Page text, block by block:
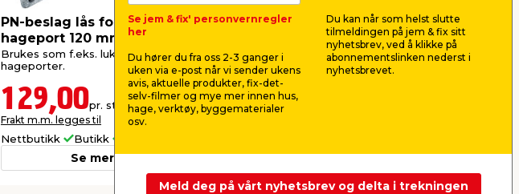
PN-beslag lås for
hageport 120 mm
Brukes som f.eks. lukkebeslag til
hageporter.
129,00pr. stk.
Frakt m.m. legges til
Nettbutikk Butikk
Se mer
Dørkrok 78 mm
elforsinket 2 stk.
Brukes som lås på døren. I
elforsinket stål.
29,90
Se mer
hvit
Port til
Se jem & fix' personvernregler
her
Du hører du fra oss 2-3 ganger i
uken via e-post når vi sender ukens
avis, aktuelle produkter, fix-det-
selv-filmer og mye mer innen hus,
hage, verktøy, byggematerialer
osv.
Du kan når som helst slutte
tilmeldingen på jem & fix sitt
nyhetsbrev, ved å klikke på
abonnementslinken nederst i
nyhetsbrevet.
Meld deg på vårt nyhetsbrev og delta i trekningen